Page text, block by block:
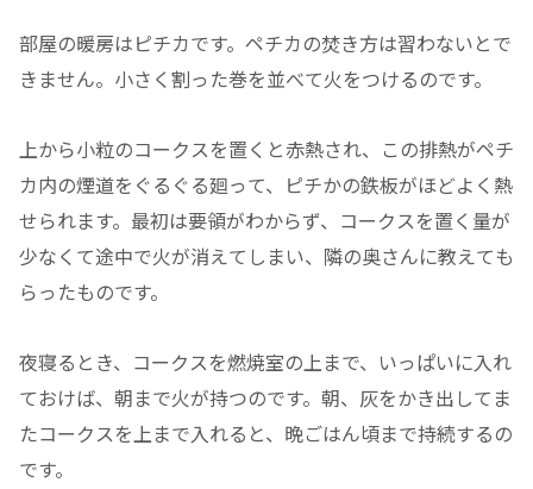
部屋の暖房はピチカです。ペチカの焚き方は習わないとで
きません。小さく割った巻を並べて火をつけるのです。
上から小粒のコークスを置くと赤熱され、この排熱がペチ
カ内の煙道をぐるぐる廻って、ピチかの鉄板がほどよく熱
せられます。最初は要領がわからず、コークスを置く量が
少なくて途中で火が消えてしまい、隣の奥さんに教えても
らったものです。
夜寝るとき、コークスを燃焼室の上まで、いっぱいに入れ
ておけば、朝まで火が持つのです。朝、灰をかき出してま
たコークスを上まで入れると、晩ごはん頃まで持続するの
です。